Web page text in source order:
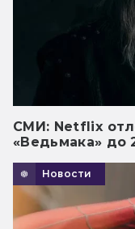
СМИ: Netflix
«Ведьмака» до
Новости